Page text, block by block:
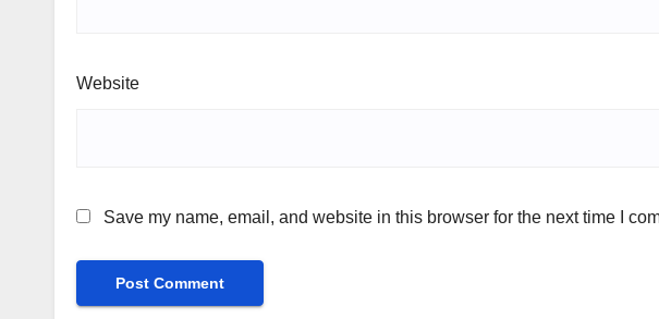
Website
Save my name, email, and website in this browser for the next time I